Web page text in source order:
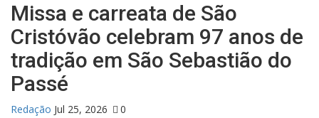
Missa e carreata de São
Cristóvão celebram 97 anos de
tradição em São Sebastião do
Passé
Redação Jul 25, 2026
0